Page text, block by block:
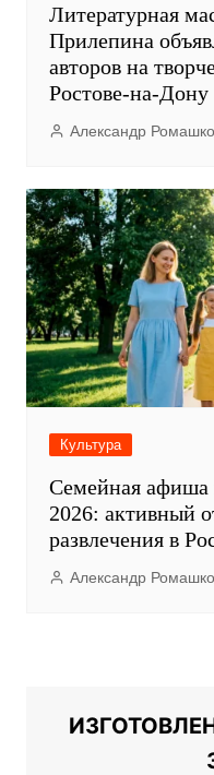
Литературная
Прилепина
авторов на
Ростове-на-Дону
Александр Ромашко
Культура
Семейная афиша
2026: активный
развлечения в
Александр Ромашко